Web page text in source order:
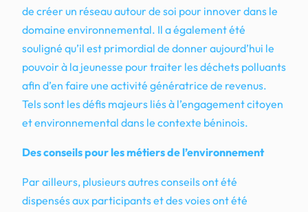
de créer un réseau autour de soi pour innover dans le
domaine environnemental. Il a également été
souligné qu’il est primordial de donner aujourd’hui le
pouvoir à la jeunesse pour traiter les déchets polluants
afin d’en faire une activité génératrice de revenus.
Tels sont les défis majeurs liés à l’engagement citoyen
et environnemental dans le contexte béninois.
Des conseils pour les métiers de l’environnement
Par ailleurs, plusieurs autres conseils ont été
dispensés aux participants et des voies ont été